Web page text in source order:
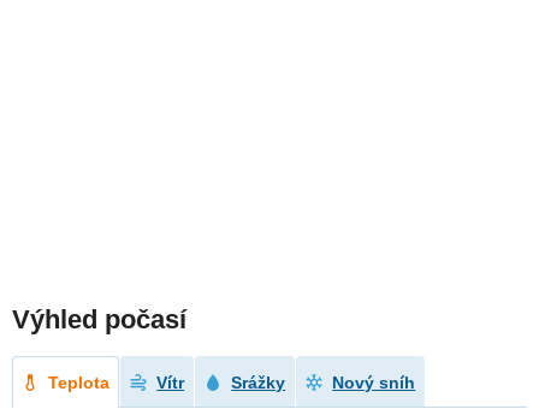
Výhled počasí
Teplota Vítr Srážky Nový sníh